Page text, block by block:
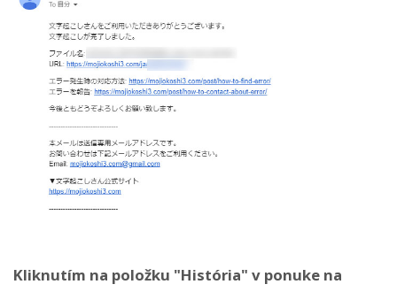
Kliknutím na položku "História" v ponuke na